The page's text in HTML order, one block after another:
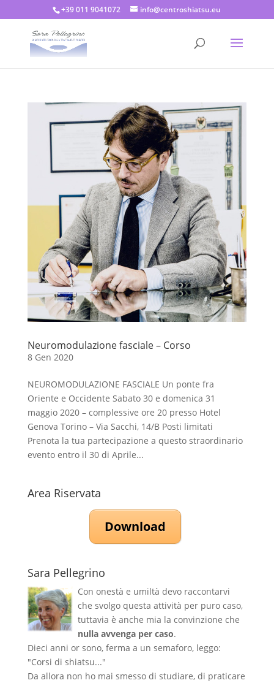
+39 011 9041072 info@centroshiatsu.eu
Neuromodulazione fasciale – Corso
8 Gen 2020
NEUROMODULAZIONE FASCIALE Un ponte fra
Oriente e Occidente Sabato 30 e domenica 31
maggio 2020 – complessive ore 20 presso Hotel
Genova Torino – Via Sacchi, 14/B Posti limitati
Prenota la tua partecipazione a questo straordinario
evento entro il 30 di Aprile...
Area Riservata
Download
Sara Pellegrino
Con onestà e umiltà devo raccontarvi
che svolgo questa attività per puro caso,
tuttavia è anche mia la convinzione che
nulla avvenga per caso.
Dieci anni or sono, ferma a un semaforo, leggo:
"Corsi di shiatsu..."
Da allora non ho mai smesso di studiare, di praticare